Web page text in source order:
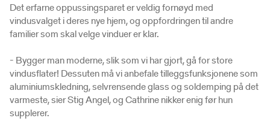
Det erfarne oppussingsparet er veldig fornøyd med
vindusvalget i deres nye hjem, og oppfordringen til andre
familier som skal velge vinduer er klar.
- Bygger man moderne, slik som vi har gjort, gå for store
vindusflater! Dessuten må vi anbefale tilleggsfunksjonene som
aluminiumskledning, selvrensende glass og soldemping på det
varmeste, sier Stig Angel, og Cathrine nikker enig før hun
supplerer.